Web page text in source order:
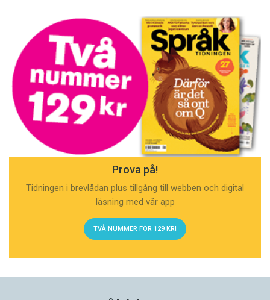
Prova på!
Tidningen i brevlådan plus tillgång till webben och digital
läsning med vår app
TVÅ NUMMER FÖR 129 KR!